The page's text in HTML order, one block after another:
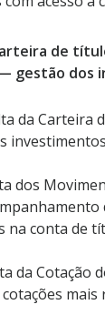
de
gestão dos
da Carteira
dos
na conta de
Cotação